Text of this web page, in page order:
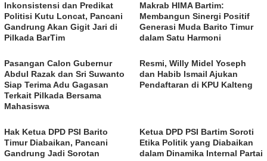
Inkonsistensi dan Predikat
Politisi Kutu Loncat, Pancani
Gandrung Akan Gigit Jari di
Pilkada BarTim
Makrab HIMA Bartim:
Membangun Sinergi Positif
Generasi Muda Barito Timur
dalam Satu Harmoni
Pasangan Calon Gubernur
Abdul Razak dan Sri Suwanto
Siap Terima Adu Gagasan
Terkait Pilkada Bersama
Mahasiswa
Resmi, Willy Midel Yoseph
dan Habib Ismail Ajukan
Pendaftaran di KPU Kalteng
Hak Ketua DPD PSI Barito
Timur Diabaikan, Pancani
Gandrung Jadi Sorotan
Ketua DPD PSI Bartim Soroti
Etika Politik yang Diabaikan
dalam Dinamika Internal Partai